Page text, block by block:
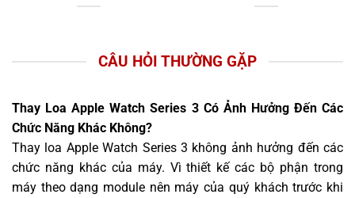
CÂU HỎI THƯỜNG GẶP
Thay Loa Apple Watch Series 3 Có Ảnh Hưởng Đến Các
Chức Năng Khác Không?
Thay loa Apple Watch Series 3 không ảnh hưởng đến các
chức năng khác của máy. Vì thiết kế các bộ phận trong
máy theo dạng module nên máy của quý khách trước khi